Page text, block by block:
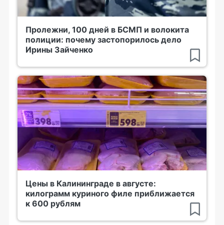
Пролежни, 100 дней в БСМП и волокита
полиции: почему застопорилось дело
Ирины Зайченко
Цены в Калининграде в августе:
килограмм куриного филе приближается
к 600 рублям